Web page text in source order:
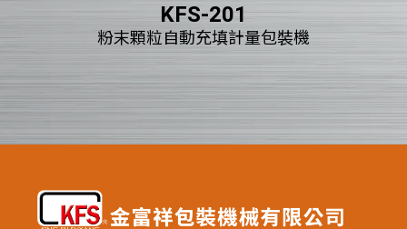
KFS-201
粉末顆粒自動充填計量包裝機